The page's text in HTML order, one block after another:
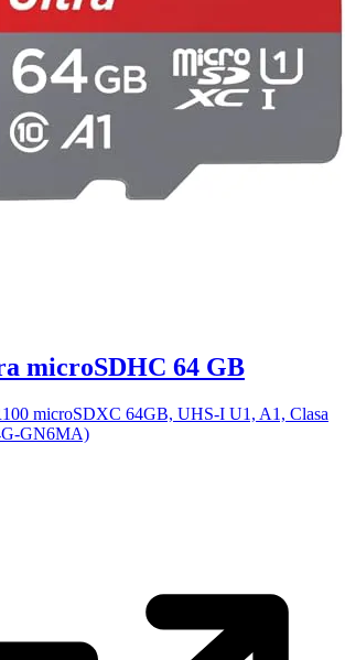
microSDHC 64 GB
microSDXC 64GB, UHS-I U1, A1, Clasa
GN6MA)